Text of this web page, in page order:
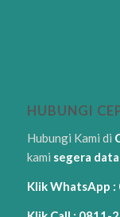
HUBUNGI
Hubungi Kami di
kami segera
Klik WhatsApp